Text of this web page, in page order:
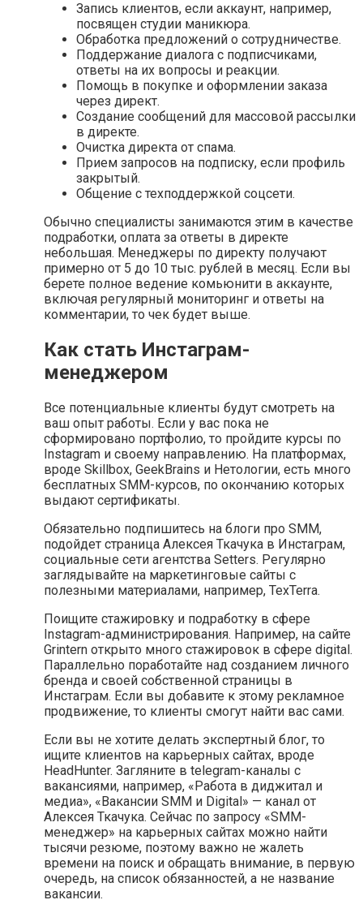
Запись клиентов, если аккаунт, например,
посвящен студии маникюра.
Обработка предложений о сотрудничестве.
Поддержание диалога с подписчиками,
ответы на их вопросы и реакции.
Помощь в покупке и оформлении заказа
через директ.
Создание сообщений для массовой рассылки
в директе.
Очистка директа от спама.
Прием запросов на подписку, если профиль
закрытый.
Общение с техподдержкой соцсети.
Обычно специалисты занимаются этим в качестве
подработки, оплата за ответы в директе
небольшая. Менеджеры по директу получают
примерно от 5 до 10 тыс. рублей в месяц. Если вы
берете полное ведение комьюнити в аккаунте,
включая регулярный мониторинг и ответы на
комментарии, то чек будет выше.
Как стать Инстаграм-
менеджером
Все потенциальные клиенты будут смотреть на
ваш опыт работы. Если у вас пока не
сформировано портфолио, то пройдите курсы по
Instagram и своему направлению. На платформах,
вроде Skillbox, GeekBrains и Нетологии, есть много
бесплатных SMM-курсов, по окончанию которых
выдают сертификаты.
Обязательно подпишитесь на блоги про SMM,
подойдет страница Алексея Ткачука в Инстаграм,
социальные сети агентства Setters. Регулярно
заглядывайте на маркетинговые сайты с
полезными материалами, например, TexTerra.
Поищите стажировку и подработку в сфере
Instagram-администрирования. Например, на сайте
Grintern открыто много стажировок в сфере digital.
Параллельно поработайте над созданием личного
бренда и своей собственной страницы в
Инстаграм. Если вы добавите к этому рекламное
продвижение, то клиенты смогут найти вас сами.
Если вы не хотите делать экспертный блог, то
ищите клиентов на карьерных сайтах, вроде
HeadHunter. Загляните в telegram-каналы с
вакансиями, например, «Работа в диджитал и
медиа», «Вакансии SMM и Digital» — канал от
Алексея Ткачука. Сейчас по запросу «SMM-
менеджер» на карьерных сайтах можно найти
тысячи резюме, поэтому важно не жалеть
времени на поиск и обращать внимание, в первую
очередь, на список обязанностей, а не название
вакансии.